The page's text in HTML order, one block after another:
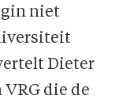
niet
Dieter
VRG die de